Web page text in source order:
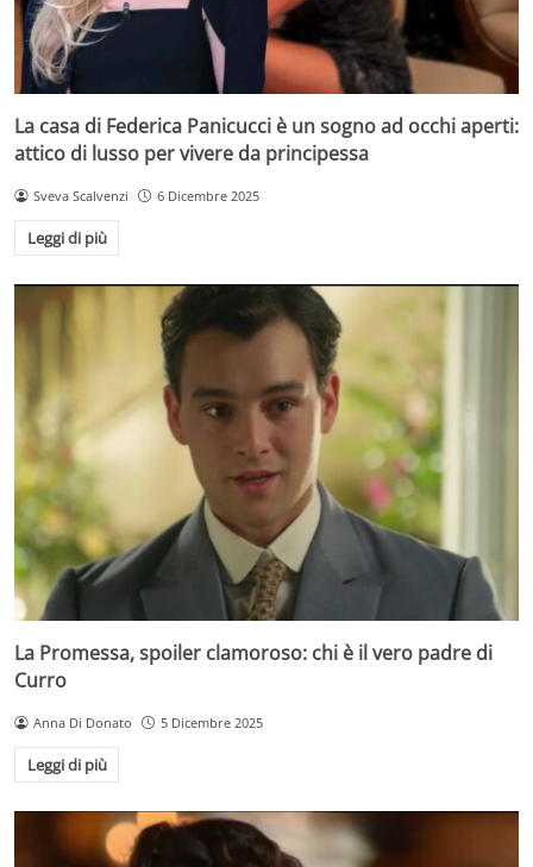
La casa di Federica Panicucci è un sogno ad occhi aperti:
attico di lusso per vivere da principessa
Sveva Scalvenzi 6 Dicembre 2025
Leggi di più
La Promessa, spoiler clamoroso: chi è il vero padre di
Curro
Anna Di Donato 5 Dicembre 2025
Leggi di più